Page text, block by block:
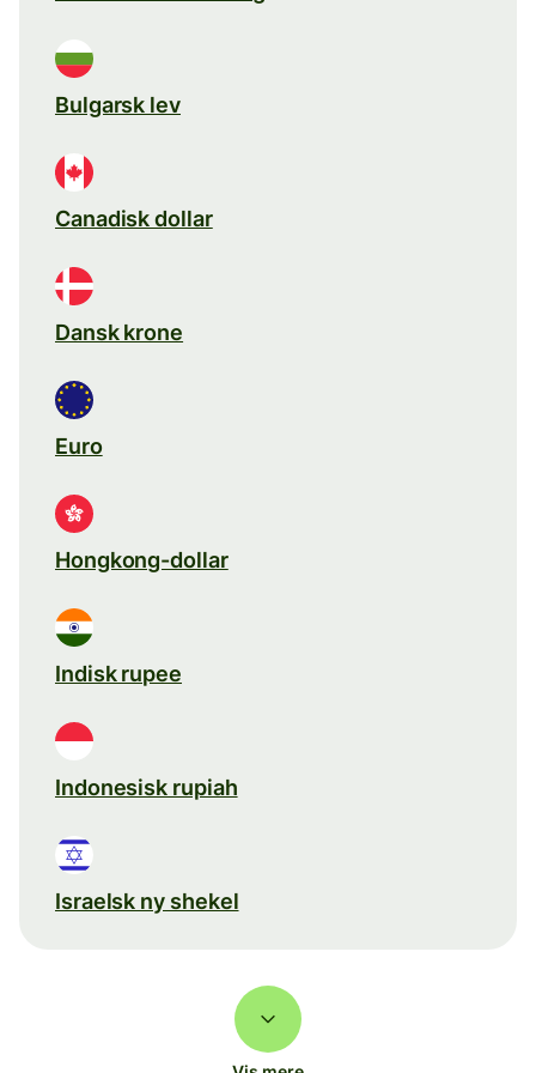
Bulgarsk lev
Canadisk dollar
Dansk krone
Euro
Hongkong-dollar
Indisk rupee
Indonesisk rupiah
Israelsk ny shekel